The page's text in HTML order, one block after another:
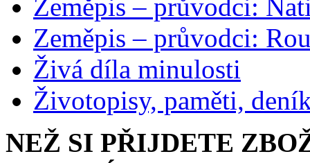
Zeměpis – průvodci:
Zeměpis – průvodci:
Živá díla minulosti
Životopisy, paměti,
NEŽ SI PŘIJDETE